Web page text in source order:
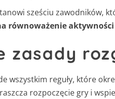
sześciu
równoważenie
zasady
wszystkim reguły, które
rozpoczęcie gry i